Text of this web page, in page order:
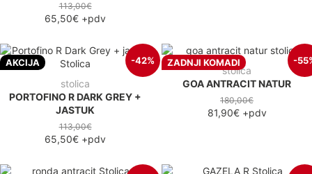
113,00€
65,50€ +pdv
AKCIJA -42%
stolica
PORTOFINO R DARK GREY +
JASTUK
113,00€
65,50€ +pdv
ZADNJI KOMADI -
stolica
GOA ANTRACIT NATUR
180,00€
81,90€+pdv